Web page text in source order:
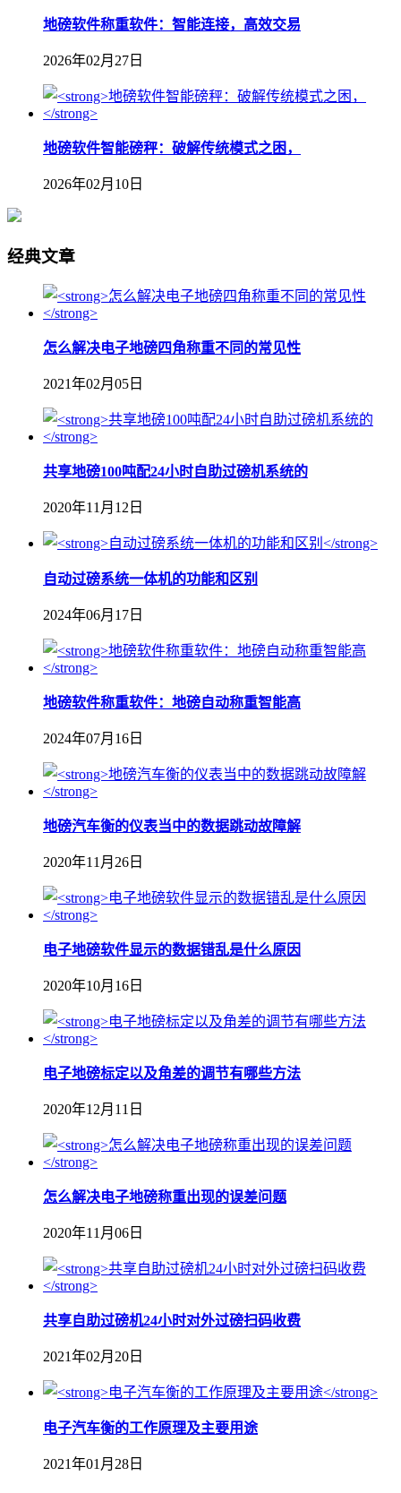
地磅软件称重软件：智能连接，高效交易
2026年02月27日
地磅软件智能磅秤：破解传统模式之困，
2026年02月10日
经典文章
怎么解决电子地磅四角称重不同的常见性
2021年02月05日
共享地磅100吨配24小时自助过磅机系统的
2020年11月12日
自动过磅系统一体机的功能和区别
2024年06月17日
地磅软件称重软件：地磅自动称重智能高
2024年07月16日
地磅汽车衡的仪表当中的数据跳动故障解
2020年11月26日
电子地磅软件显示的数据错乱是什么原因
2020年10月16日
电子地磅标定以及角差的调节有哪些方法
2020年12月11日
怎么解决电子地磅称重出现的误差问题
2020年11月06日
共享自助过磅机24小时对外过磅扫码收费
2021年02月20日
​电子汽车衡的工作原理及主要用途
2021年01月28日